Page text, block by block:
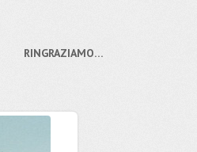
RINGRAZIAMO…